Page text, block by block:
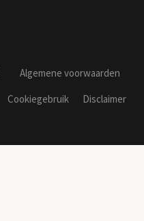
Algemene voorwaarden
Cookiegebruik
Disclaimer